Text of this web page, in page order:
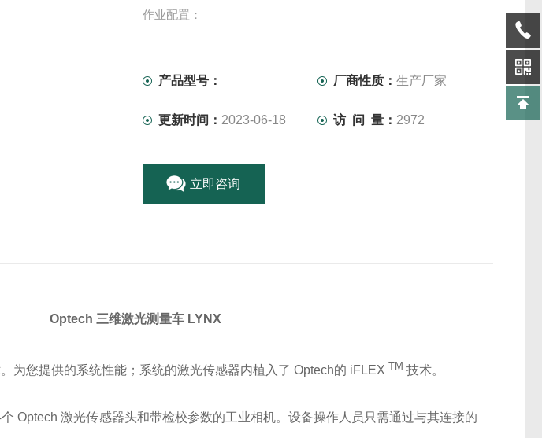
作业配置：
脑就可以控制整个系统。
产品型号： 厂商性质：生产厂家
更新时间： 2023-06-18 访 问 量： 2972
立即咨询
Optech 三维激光测量车 LYNX
为您提供的系统性能；系统的激光传感器内植入了 Optech的 iFLEX TM技术。
Optech 激光传感器头和带检校参数的工业相机。设备操作人员只需通过与其连接的